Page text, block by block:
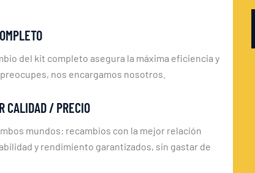
del kit completo asegura la máxima eficiencia y
nos encargamos nosotros.
CALIDAD / PRECIO
mundos: recambios con la mejor relación
y rendimiento garantizados, sin gastar de